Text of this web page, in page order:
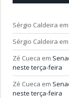
Sérgio Caldeira em
Sérgio Caldeira em
Zé Cueca em
neste terça-feira
Zé Cueca em
neste terça-feira